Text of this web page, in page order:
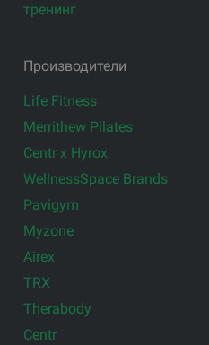
тренинг
Производители
Life Fitness
Merrithew Pilates
Centr x Hyrox
WellnessSpace Brands
Pavigym
Myzone
Airex
TRX
Therabody
Centr